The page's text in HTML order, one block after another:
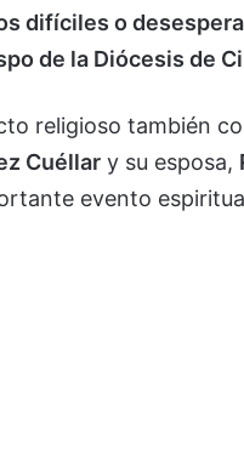
difíciles o
de la Diócesis de
religioso también
Cuéllar y su esposa,
evento